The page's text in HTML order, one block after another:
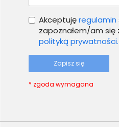
Akceptujęregulamin
zapoznałem/am się
polityką prywatności.
Zapisz się
* zgoda wymagana